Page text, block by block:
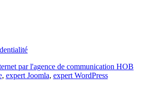
par l'agence de communication HOB
, expert Joomla, expert WordPress